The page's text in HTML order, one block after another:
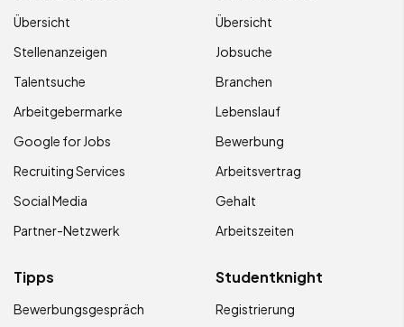
Übersicht
Stellenanzeigen
Talentsuche
Arbeitgebermarke
Google for Jobs
Recruiting Services
Social Media
Partner-Netzwerk
Übersicht
Jobsuche
Branchen
Lebenslauf
Bewerbung
Arbeitsvertrag
Gehalt
Arbeitszeiten
Tipps
Bewerbungsgespräch
Studentknight
Registrierung